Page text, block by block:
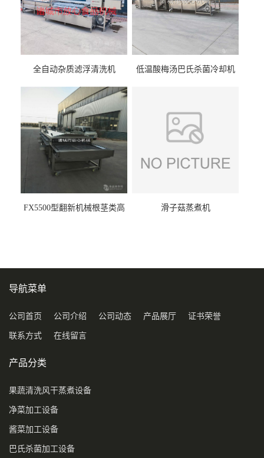
全自动杂质滤浮清洗机 低温酸梅汤巴氏杀菌冷却机
FX5500型翻新机械根茎类高
滑子菇蒸煮机
导航菜单
公司首页 公司介绍 公司动态 产品展厅 证书荣誉
联系方式 在线留言
产品分类
果蔬清洗风干蒸煮设备
净菜加工设备
酱菜加工设备
巴氏杀菌加工设备